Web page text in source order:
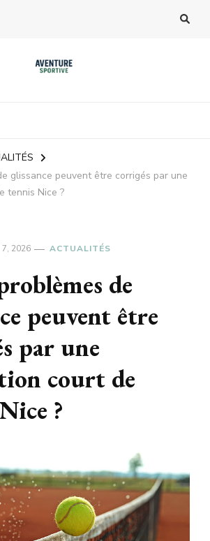
glissance peuvent être corrigés par une
tennis Nice ?
7, 2026 ACTUALITÉS
de
peuvent être
par une
court de
?